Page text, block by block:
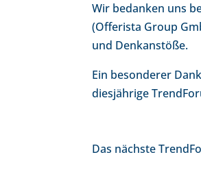
Wir bedanken uns
(Offerista Group
und Denkanstöße.
Ein besonderer
diesjährige
Das nächste